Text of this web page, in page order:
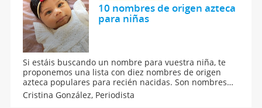
10 nombres de origen azteca
para niñas
Si estáis buscando un nombre para vuestra niña, te
proponemos una lista con diez nombres de origen
azteca populares para recién nacidas. Son nombres
de origen náhuatl, una lengua de los ancestros
mexicanos. Nombres indígenas que suenan bien y
Cristina González, Periodista